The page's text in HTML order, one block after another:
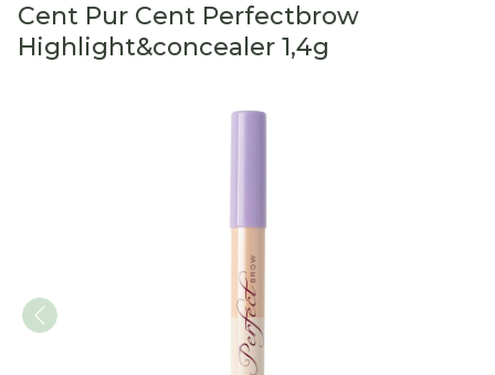
Cent Pur Cent Perfectbrow
Highlight&concealer 1,4g